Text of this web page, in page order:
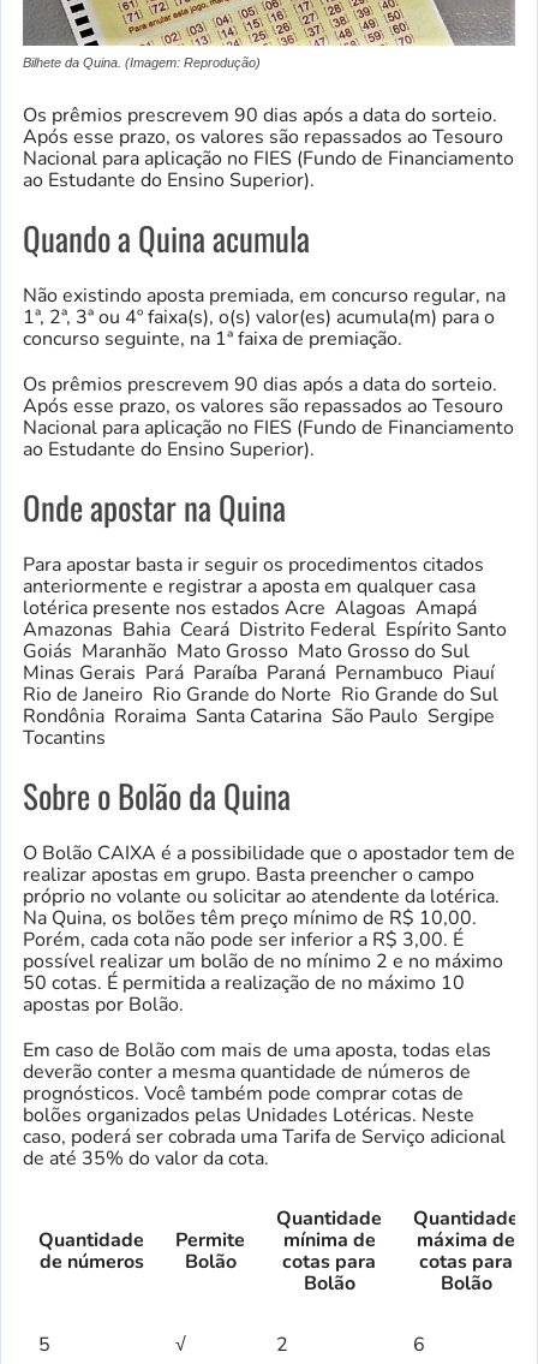
Bilhete da Quina. (Imagem: Reprodução)
Os prêmios prescrevem 90 dias após a data do sorteio.
Após esse prazo, os valores são repassados ao Tesouro
Nacional para aplicação no FIES (Fundo de Financiamento
ao Estudante do Ensino Superior).
Quando a Quina acumula
Não existindo aposta premiada, em concurso regular, na
1ª, 2ª, 3ª ou 4º faixa(s), o(s) valor(es) acumula(m) para o
concurso seguinte, na 1ª faixa de premiação.
Os prêmios prescrevem 90 dias após a data do sorteio.
Após esse prazo, os valores são repassados ao Tesouro
Nacional para aplicação no FIES (Fundo de Financiamento
ao Estudante do Ensino Superior).
Onde apostar na Quina
Para apostar basta ir seguir os procedimentos citados
anteriormente e registrar a aposta em qualquer casa
lotérica presente nos estados Acre Alagoas Amapá
Amazonas Bahia Ceará Distrito Federal Espírito Santo
Goiás Maranhão Mato Grosso Mato Grosso do Sul
Minas Gerais Pará Paraíba Paraná Pernambuco Piauí
Rio de Janeiro Rio Grande do Norte Rio Grande do Sul
Rondônia Roraima Santa Catarina São Paulo Sergipe
Tocantins
Sobre o Bolão da Quina
O Bolão CAIXA é a possibilidade que o apostador tem de
realizar apostas em grupo. Basta preencher o campo
próprio no volante ou solicitar ao atendente da lotérica.
Na Quina, os bolões têm preço mínimo de R$ 10,00.
Porém, cada cota não pode ser inferior a R$ 3,00. É
possível realizar um bolão de no mínimo 2 e no máximo
50 cotas. É permitida a realização de no máximo 10
apostas por Bolão.
Em caso de Bolão com mais de uma aposta, todas elas
deverão conter a mesma quantidade de números de
prognósticos. Você também pode comprar cotas de
bolões organizados pelas Unidades Lotéricas. Neste
caso, poderá ser cobrada uma Tarifa de Serviço adicional
de até 35% do valor da cota.
Quantidade
de números
Permite
Bolão
Quantidade
mínima de
cotas para
Bolão
Quantidade
máxima de
cotas para
Bolão
5 √ 2 6